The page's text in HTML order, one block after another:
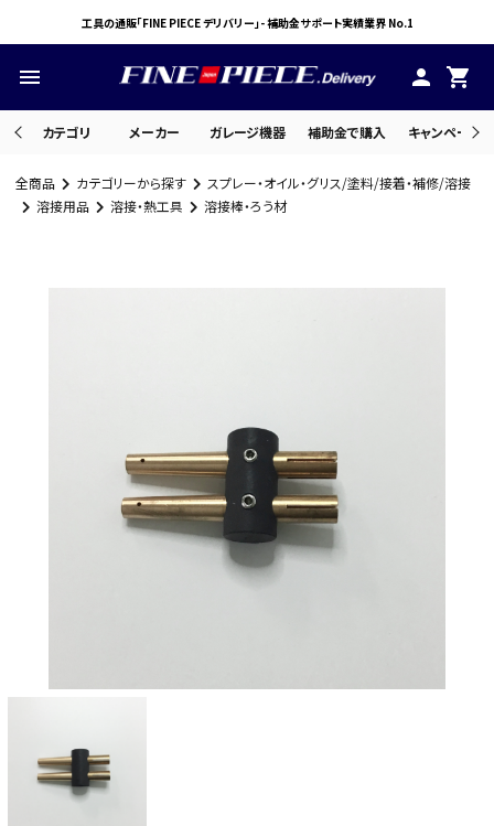
工具の通販「FINE PIECE デリバリー」- 補助金サポート実績業界 No.1
menu person shopping_cart
カテゴリ メーカー ガレージ機器 補助金で購入 キャンペーン
search
ガレージ機器
全商品 カテゴリーから探す
スプレー・オイル・グリス/塗料/接着・補修/溶接
溶接用品
溶接・熱工具 溶接棒・ろう材